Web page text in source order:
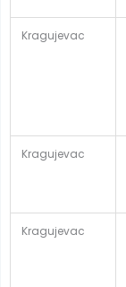
Kragujevac
Kragujevac
Kragujevac